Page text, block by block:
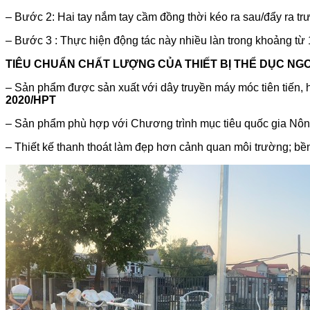
– Bước 2: Hai tay nắm tay cầm đồng thời kéo ra sau/đẩy ra
– Bước 3 : Thực hiện động tác này nhiều làn trong khoảng
TIÊU CHUẨN CHẤT LƯỢNG CỦA THIẾT BỊ THỂ DỤC
– Sản phẩm được sản xuất với dây truyền máy móc tiên
2020/HPT
– Sản phẩm phù hợp với Chương trình mục tiêu quốc gia
– Thiết kế thanh thoát làm đẹp hơn cảnh quan môi trường;